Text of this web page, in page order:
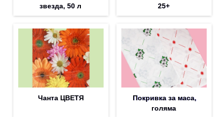
звезда, 50 л
25+
Чанта ЦВЕТЯ
Покривка за маса,
голяма